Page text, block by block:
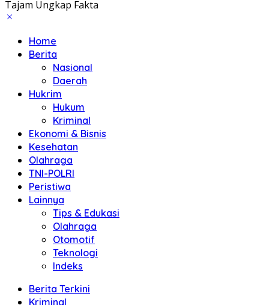
Tajam Ungkap Fakta
Home
Berita
Nasional
Daerah
Hukrim
Hukum
Kriminal
Ekonomi & Bisnis
Kesehatan
Olahraga
TNI-POLRI
Peristiwa
Lainnya
Tips & Edukasi
Olahraga
Otomotif
Teknologi
Indeks
Berita Terkini
Kriminal